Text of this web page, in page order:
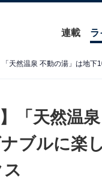
連載 ラ
「天然温
ブルに楽